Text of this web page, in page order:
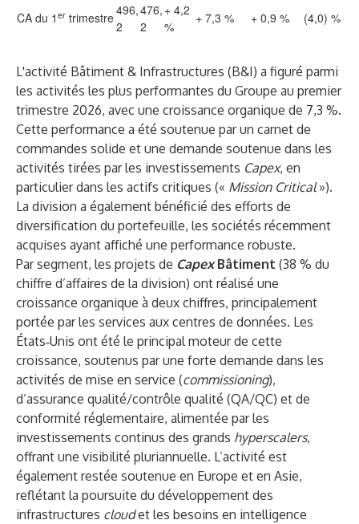
CA du 1 er trimestre496,
2
476,
2
+ 4,2
%
+ 7,3 % + 0,9 % (4,0) %
L'activité Bâtiment & Infrastructures (B&I) a figuré parmi
les activités les plus performantes du Groupe au premier
trimestre 2026, avec une croissance organique de 7,3 %.
Cette performance a été soutenue par un carnet de
commandes solide et une demande soutenue dans les
activités tirées par les investissements Capex, en
particulier dans les actifs critiques (« Mission Critical»).
La division a également bénéficié des efforts de
diversification du portefeuille, les sociétés récemment
acquises ayant affiché une performance robuste.
Par segment, les projets de CapexBâtiment (38 % du
chiffre d’affaires de la division) ont réalisé une
croissance organique à deux chiffres, principalement
portée par les services aux centres de données. Les
États‑Unis ont été le principal moteur de cette
croissance, soutenus par une forte demande dans les
activités de mise en service (commissioning),
d’assurance qualité/contrôle qualité (QA/QC) et de
conformité réglementaire, alimentée par les
investissements continus des grands hyperscalers,
offrant une visibilité pluriannuelle. L’activité est
également restée soutenue en Europe et en Asie,
reflétant la poursuite du développement des
infrastructures cloudet les besoins en intelligence